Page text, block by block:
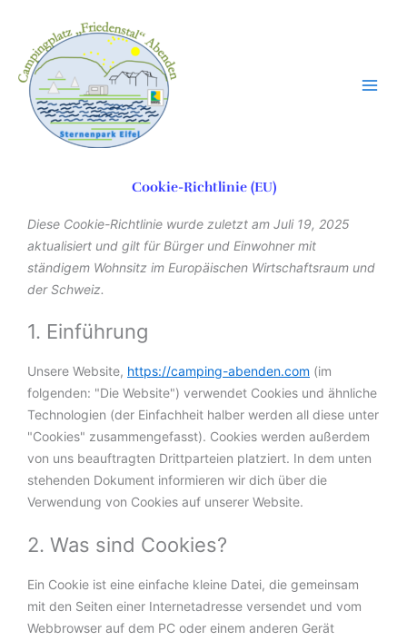
springen
Cookie-Richtlinie (EU)
Diese Cookie-Richtlinie wurde zuletzt am Juli 19, 2025
aktualisiert und gilt für Bürger und Einwohner mit
ständigem Wohnsitz im Europäischen Wirtschaftsraum und
der Schweiz.
1. Einführung
Unsere Website, https://camping-abenden.com (im
folgenden: "Die Website") verwendet Cookies und ähnliche
Technologien (der Einfachheit halber werden all diese unter
"Cookies" zusammengefasst). Cookies werden außerdem
von uns beauftragten Drittparteien platziert. In dem unten
stehenden Dokument informieren wir dich über die
Verwendung von Cookies auf unserer Website.
2. Was sind Cookies?
Ein Cookie ist eine einfache kleine Datei, die gemeinsam
mit den Seiten einer Internetadresse versendet und vom
Webbrowser auf dem PC oder einem anderen Gerät
Consent
to
service
Consent
to
service
Consent
to
service
Consent
to
service
Consent
to
service
Consent
to
service
Consent
to
service
Consent
to
service
Consent
to
service
Consent
to
service
Consent
to
service
Consent
to
service
Consent
service
Vorlieben
Statistiken
Marketing